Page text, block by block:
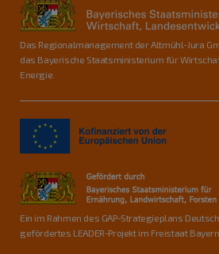
Das Regionalmanagement der Altmühl-Jura
das Bayerische Staatsministerium für
Energie.
Ein im Rahmen des GAP-Strategieplans
gefördertes LEADER-Projekt im Freistaat Bayern.